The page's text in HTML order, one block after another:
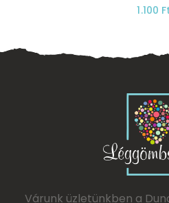
1.100 Ft
Várunk üzletünkben a